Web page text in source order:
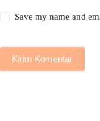
Save my name and
Kirim Komentar